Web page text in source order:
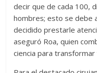
decir que de cada 100,
hombres; esto se debe
decidido prestarle
aseguró Roa, quien
ciencia para transformar